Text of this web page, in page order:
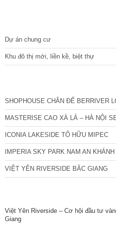
Dự án chung cư
Khu đô thị mới, liền kề, biệt thự
SHOPHOUSE CHÂN ĐẾ BERRIVER
MASTERISE CAO XÀ LÁ – HÀ NỘI
ICONIA LAKESIDE TỐ HỮU MIPEC
IMPERIA SKY PARK NAM AN KHÁNH
VIỆT YÊN RIVERSIDE BẮC GIANG
Việt Yên Riverside – Cơ hội đầu tư
Giang